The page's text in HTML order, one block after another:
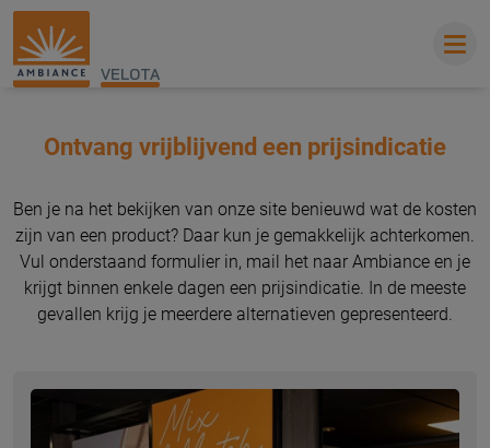
VELOTA
Ontvang vrijblijvend een prijsindicatie
Ben je na het bekijken van onze site benieuwd wat de kosten
zijn van een product? Daar kun je gemakkelijk achterkomen.
Vul onderstaand formulier in, mail het naar Ambiance en je
krijgt binnen enkele dagen een prijsindicatie. In de meeste
gevallen krijg je meerdere alternatieven gepresenteerd.